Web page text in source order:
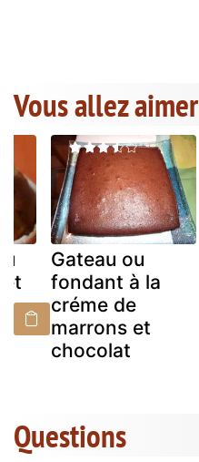
Vous allez aimer
Gateau ou
fondant à la
créme de
marrons et
chocolat
Questions